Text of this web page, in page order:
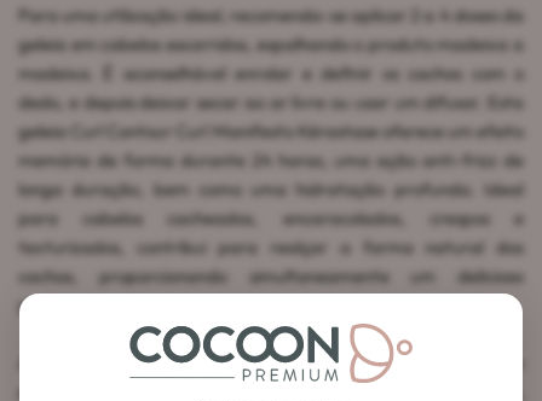
Para uma utilização ideal, recomenda-se aplicar 2 a 4 doses da
geleia em cabelos escorridos, espalhando o produto madeixa a
madeixa. É aconselhável enrolar e definir os cachos com o
dedo, e depois deixar secar ao ar livre ou usar um difusor. Esta
geleia Curl Contour Curl Manifesto Kérastase oferece um efeito
memória de forma durante 24 horas, uma ação anti-frizz de
longa duração, bem como uma hidratação profunda. Ideal
para cabelos cacheados, encaracolados, crespos e
texturizados, contribui para realçar a forma natural dos
cachos, proporcionando simultaneamente um delicioso
perfume floral.
A Gelée Curl Contour Curl Manifesto Kérastase é um item